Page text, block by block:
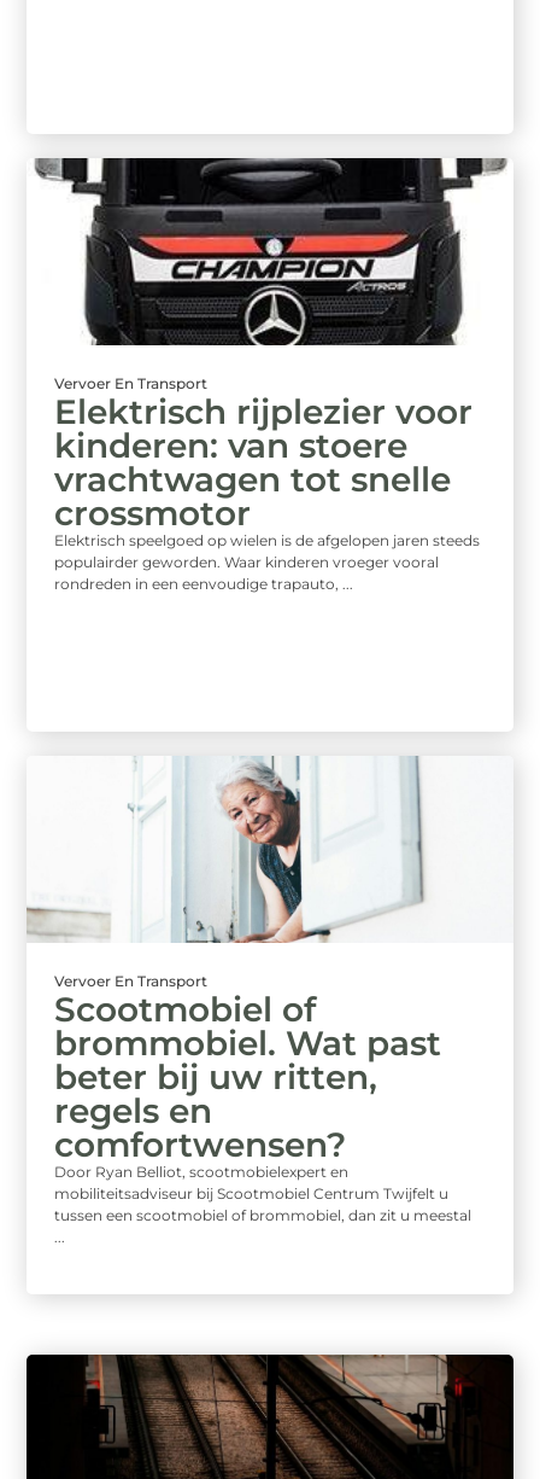
Vervoer En Transport
Elektrisch rijplezier voor
kinderen: van stoere
vrachtwagen tot snelle
crossmotor
Elektrisch speelgoed op wielen is de afgelopen jaren steeds
populairder geworden. Waar kinderen vroeger vooral
rondreden in een eenvoudige trapauto, ...
Vervoer En Transport
Scootmobiel of
brommobiel. Wat past
beter bij uw ritten,
regels en
comfortwensen?
Door Ryan Belliot, scootmobielexpert en
mobiliteitsadviseur bij Scootmobiel Centrum Twijfelt u
tussen een scootmobiel of brommobiel, dan zit u meestal
...